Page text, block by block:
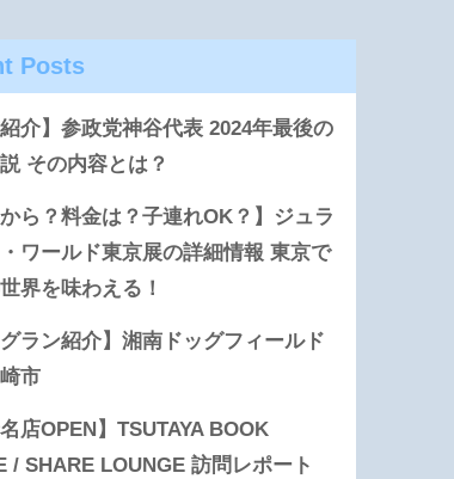
Posts
紹介】参政党神谷代表 2024年最後の
その内容とは？
から？料金は？子連れOK？】ジュラ
ワールド東京展の詳細情報 東京で
界を味わえる！
グラン紹介】湘南ドッグフィールド
市
名店OPEN】TSUTAYA BOOK
/ SHARE LOUNGE 訪問レポート